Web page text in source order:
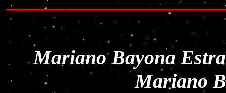
Mariano Bayona
Mariano